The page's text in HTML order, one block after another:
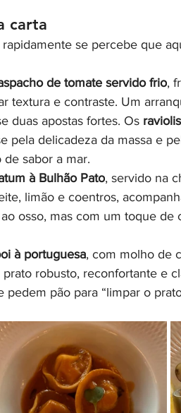
carta
se percebe que
de tomate servido frio,
textura e contraste. Um
duas apostas fortes. Os
pela delicadeza da massa e
sabor a mar.
à Bulhão Pato, servido na
limão e coentros,
osso, mas com um toque de
à portuguesa, com molho de
robusto, reconfortante e
pão para “limpar o